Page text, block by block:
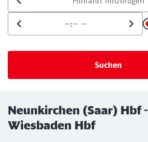
Uhrzeit der Hinfahrt
Neunkirchen (Saar) Hbf -
Wiesbaden Hbf